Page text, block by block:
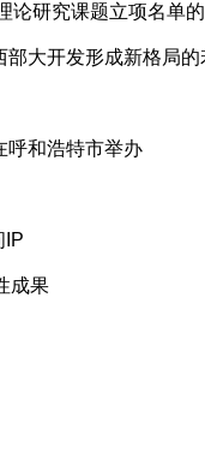
论研究课题立项名单
大开发形成新格局的
呼和浩特市举办
IP
成果